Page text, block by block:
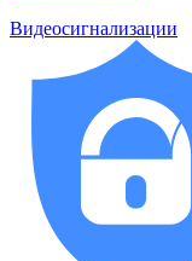
Видеосигнализации